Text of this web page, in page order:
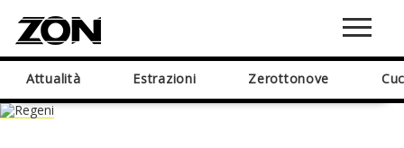
Attualità Estrazioni Zerottonove